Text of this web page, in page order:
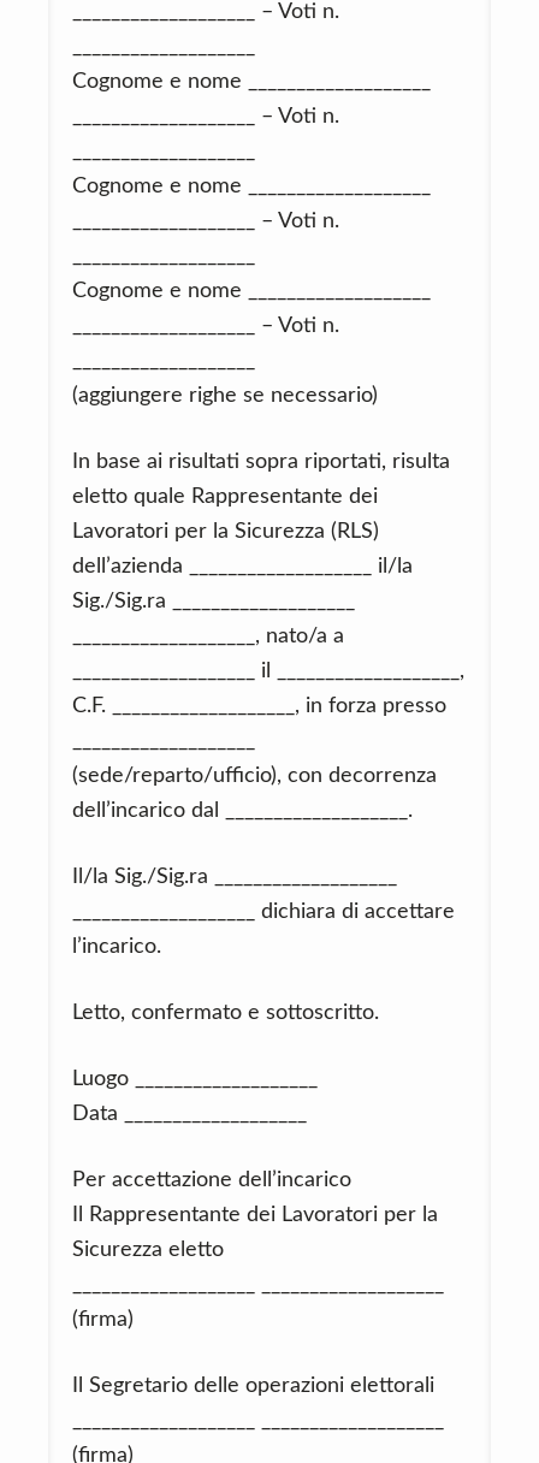
___________________ – Voti n.
Cognome e nome ___________________
___________________ – Voti n.
Cognome e nome ___________________
___________________ – Voti n.
Cognome e nome ___________________
___________________ – Voti n.
(aggiungere righe se necessario)
In base ai risultati sopra riportati, risulta
eletto quale Rappresentante dei
Lavoratori per la Sicurezza (RLS)
dell’azienda ___________________ il/la
Sig./Sig.ra ___________________
___________________, nato/a a
___________________ il ___________________,
C.F. ___________________, in forza presso
(sede/reparto/ufficio), con decorrenza
dell’incarico dal ___________________.
Il/la Sig./Sig.ra ___________________
___________________ dichiara di accettare
l’incarico.
Letto, confermato e sottoscritto.
Luogo ___________________
Data ___________________
Per accettazione dell’incarico
Il Rappresentante dei Lavoratori per la
Sicurezza eletto
(firma)
Il Segretario delle operazioni elettorali
(firma)